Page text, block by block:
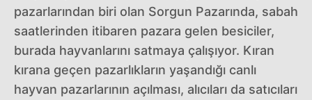
pazarlarından biri olan Sorgun Pazarında, sabah
saatlerinden itibaren pazara gelen besiciler,
burada hayvanlarını satmaya çalışıyor. Kıran
kırana geçen pazarlıkların yaşandığı canlı
hayvan pazarlarının açılması, alıcıları da satıcıları